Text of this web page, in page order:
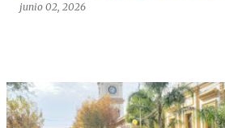
junio 02, 2026